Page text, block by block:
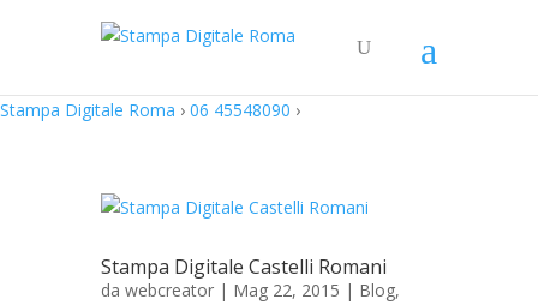
Stampa Digitale Roma › 06 45548090 ›
Stampa Digitale Castelli Romani
da webcreator | Mag 22, 2015 | Blog,